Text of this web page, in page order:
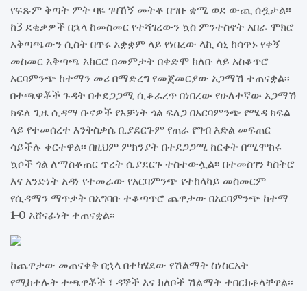
የፍጹም ቅጣት ምት ባዬ ገዛኸኝ መትቶ በግቡ ቋሚ ወደ ውጪ ሰዷታል፡፡
ከ3 ደቂቃዎች በኋላ ከመስመር የተሻገረውን ኳስ ምንተስኖት አበራ ሞክሮ
አቅጣጫውን ሲስት በጥሩ አቋቋም ላይ የነበረው ላኪ ሳኒ ከሳጥኑ የቀኝ
መስመር አቅጣጫ አክርሮ በመምታት በቀድሞ ክለቡ ላይ አስቆጥሮ
አርባምንጭ ከተማን መሪ በማድረግ የመጀመርያው አጋማሽ ተጠናቋል፡፡
በተጫዋቾች ጉዳት በተደጋጋሚ ሲቆራረጥ በነበረው የሁለተኛው አጋማሽ
ክፍለ ጊዜ ሲዳማ ቡናዎች የአቻነት ጎል ፍለጋ በአርባምንጭ የሜዳ ክፍል
ላይ የተመሰረተ እንቅስቃሴ ቢያደርጉም የጠራ የግብ እድል መፍጠር
ሳይችሉ ቀርተዋል፡፡ በዚህም ምክንያት በተደጋጋሚ ከርቀት በሚሞከሩ
ኳሶች ጎል ለማስቆጠር ጥረት ሲያደርጉ ተስተውሏል፡፡ በተመስገን ካስትሮ
እና አንድነት አዳነ የተመራው የአርባምንጭ የተከላካይ መስመርም
የሲዳማን ማጥቃት በአግባቡ ተቆጣጥሮ ጨዋታው በአርባምንጭ ከተማ
1-0 አሸናፊነት ተጠናቋል፡፡
ከጨዋታው መጠናቀቅ በኋላ በተካሄደው የሽልማት ስነስርአት
የሚከተሉት ተጫዋቾች ፣ ዳኞች እና ክለቦች ሽልማት ተበርክቶላቸዋል፡፡